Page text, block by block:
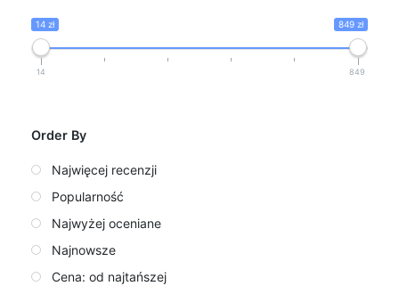
14 zł 849 zł
14 849
Order By
Najwięcej recenzji
Popularność
Najwyżej oceniane
Najnowsze
Cena: od najtańszej